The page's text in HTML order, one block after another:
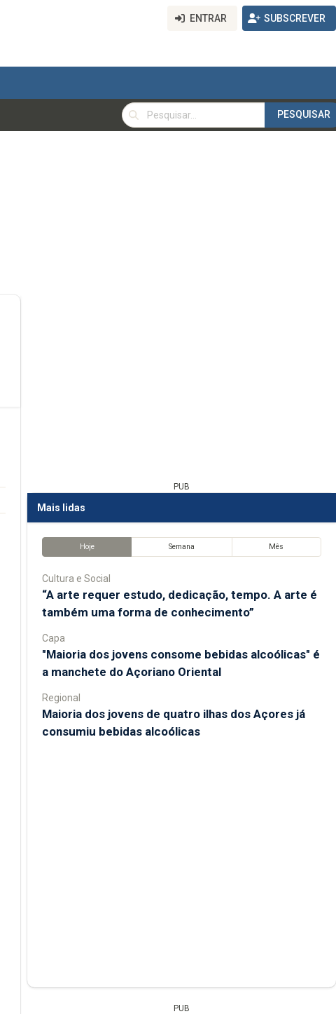
ENTRAR SUBSCREVER
PESQUISAR
PESQUISAR
PUB
Mais lidas
Hoje Semana Mês
Cultura e Social
“A arte requer estudo, dedicação, tempo. A arte é
também uma forma de conhecimento”
Capa
"Maioria dos jovens consome bebidas alcoólicas" é
a manchete do Açoriano Oriental
Regional
Maioria dos jovens de quatro ilhas dos Açores já
consumiu bebidas alcoólicas
PUB